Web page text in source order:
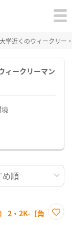
大学近くのウィークリー
ィークリーマン
2・2K-【角